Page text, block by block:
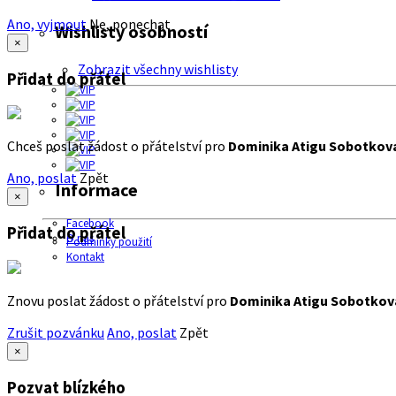
Wishlisty osobností
Zobrazit všechny wishlisty
Informace
Facebook
O nás
Podmínky použití
Kontakt
Ano, vyjmout Ne, ponechat
×
Přidat do přátel
Chceš poslat žádost o přátelství pro Dominika Atigu
Ano, poslat Zpět
×
Přidat do přátel
Znovu poslat žádost o přátelství pro Dominika Atigu
Zrušit pozvánku Ano, poslat Zpět
×
Pozvat blízkého